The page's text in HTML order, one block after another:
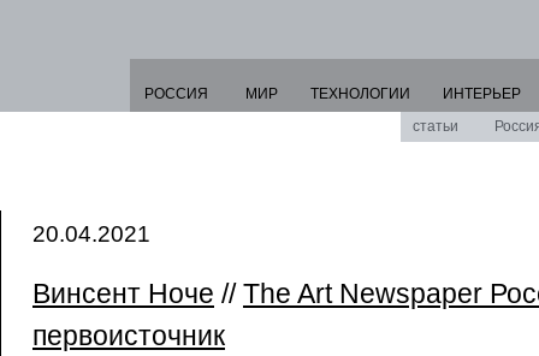
РОССИЯ МИР ТЕХНОЛОГИИ
ИНТЕРЬЕР
статьи
20.04.2021
Винсент Ноче //The Art Newspaper
первоисточник